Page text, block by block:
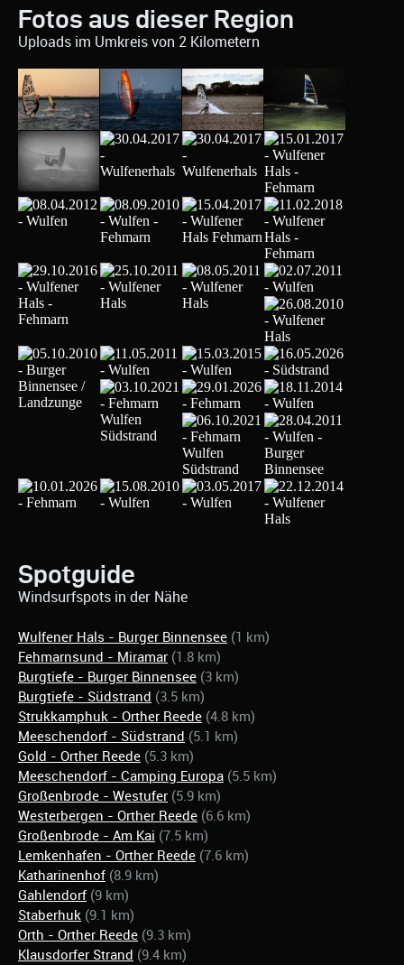
Fotos aus dieser Region
Uploads im Umkreis von 2 Kilometern
Spotguide
Windsurfspots in der Nähe
Wulfener Hals - Burger Binnensee (1 km)
Fehmarnsund - Miramar (1.8 km)
Burgtiefe - Burger Binnensee (3 km)
Burgtiefe - Südstrand (3.5 km)
Strukkamphuk - Orther Reede (4.8 km)
Meeschendorf - Südstrand (5.1 km)
Gold - Orther Reede (5.3 km)
Meeschendorf - Camping Europa (5.5 km)
Großenbrode - Westufer (5.9 km)
Westerbergen - Orther Reede (6.6 km)
Großenbrode - Am Kai (7.5 km)
Lemkenhafen - Orther Reede (7.6 km)
Katharinenhof (8.9 km)
Gahlendorf (9 km)
Staberhuk (9.1 km)
Orth - Orther Reede (9.3 km)
Klausdorfer Strand (9.4 km)